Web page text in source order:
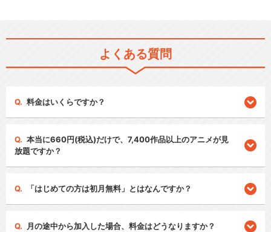
よくある質問
料金はいくらですか？
本当に660円(税込)だけで、7,400作品以上のアニメが見
放題ですか？
「はじめての方は初月無料」とはなんですか？
月の途中から加入した場合、料金はどうなりますか？